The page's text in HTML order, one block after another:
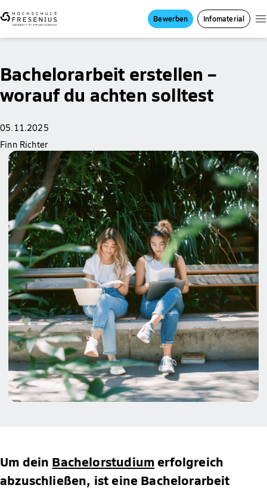
Bewerben Infomaterial
Bachelorarbeit erstellen –
worauf du achten solltest
05.11.2025
Finn Richter
Um dein Bachelorstudiumerfolgreich
abzuschließen, ist eine Bachelorarbeit